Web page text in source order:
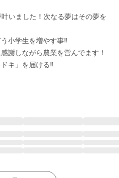
いました！次なる夢はその夢を
小学生を増やす事‼️
謝しながら農業を営んでます！
キ」を届ける‼️